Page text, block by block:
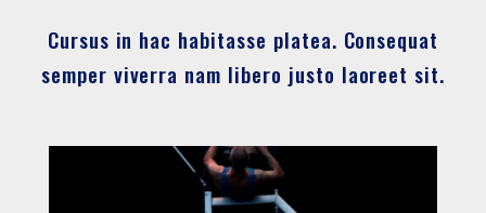
Cursus in hac habitasse platea. Consequat
semper viverra nam libero justo laoreet sit.